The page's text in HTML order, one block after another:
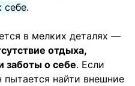
себе.
в мелких деталях —
отдыха,
заботы о себе. Если
пытается найти внешние